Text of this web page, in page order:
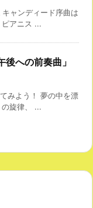
キャンディード序曲は
アニス ...
後への前奏曲」
みよう！ 夢の中を漂
の旋律、 ...